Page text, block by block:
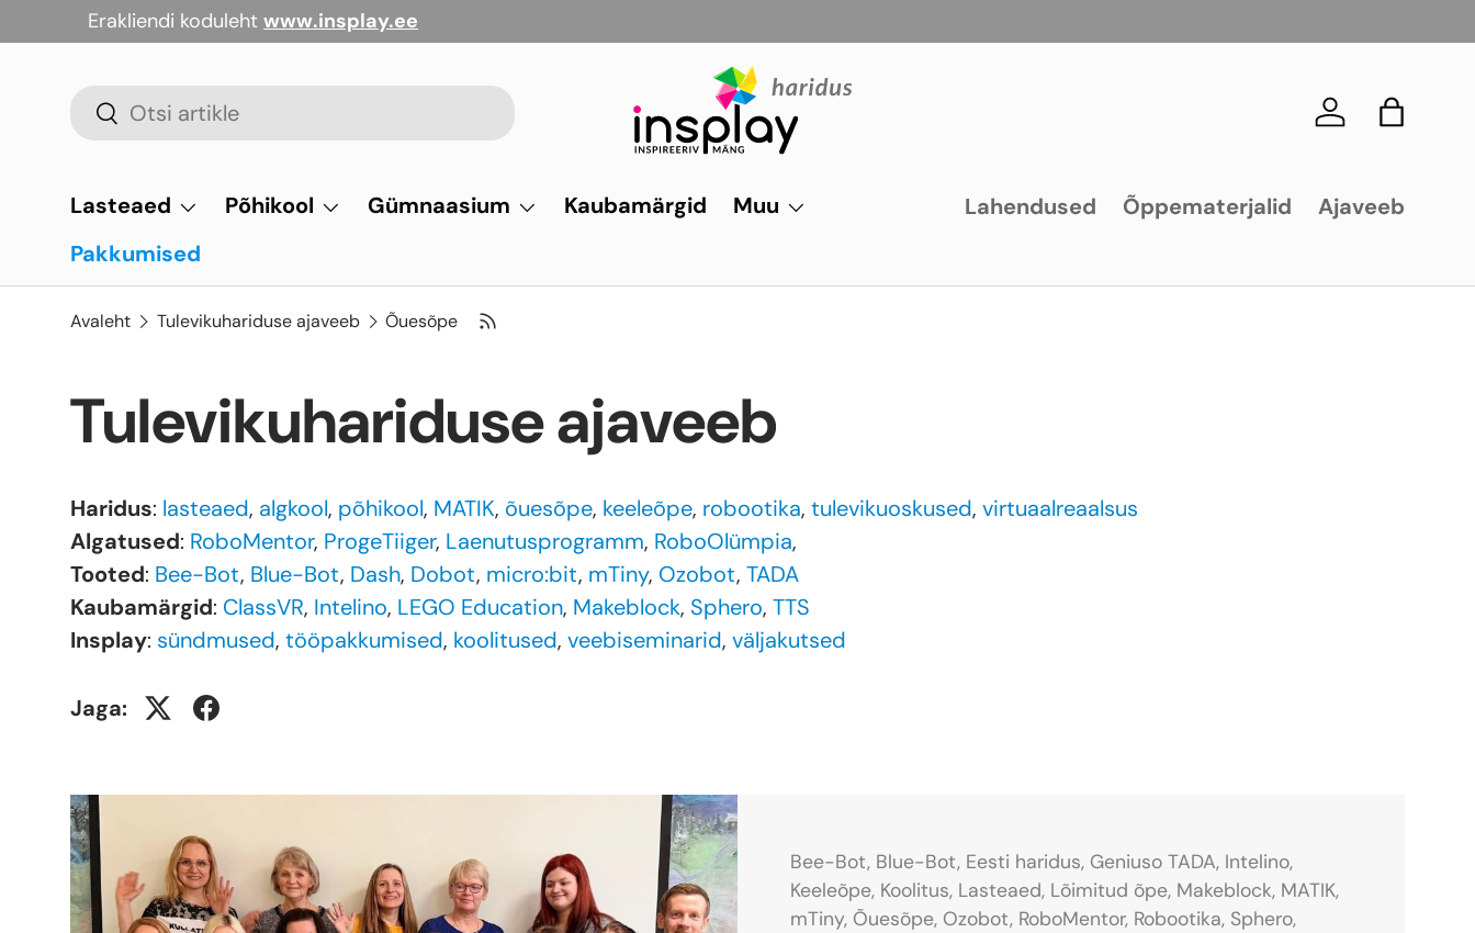
Jäta vahele
Erakliendi koduleht www.insplay.ee
Otsi
Otsi Logi sisse
Kott
Lasteaed Põhikool Gümnaasium Kaubamärgid
Muu
Pakkumised
Lahendused Õppematerjalid Ajaveeb
Avaleht Tulevikuhariduse ajaveeb Õuesõpe
Tulevikuhariduse ajaveeb
Haridus: lasteaed, algkool, põhikool, MATIK, õuesõpe, keeleõpe, robootika, tulevikuoskused, virtuaalreaalsus
Algatused: RoboMentor, ProgeTiiger, Laenutusprogramm, RoboOlümpia,
Tooted: Bee-Bot, Blue-Bot, Dash, Dobot, micro:bit, mTiny, Ozobot, TADA
Kaubamärgid: ClassVR, Intelino, LEGO Education, Makeblock, Sphero, TTS
Insplay: sündmused, tööpakkumised, koolitused, veebiseminarid, väljakutsed
Jaga:
Bee-Bot, Blue-Bot, Eesti haridus, Geniuso TADA, Intelino,
Keeleõpe, Koolitus, Lasteaed, Lõimitud õpe, Makeblock, MATIK,
mTiny, Õuesõpe, Ozobot, RoboMentor, Robootika, Sphero,